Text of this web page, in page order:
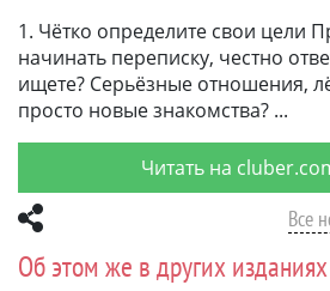
1. Чётко определите свои цели
начинать переписку, честно
ищете? Серьёзные отношения,
просто новые знакомства?
Читать на
Все
Об этом же в других изданиях